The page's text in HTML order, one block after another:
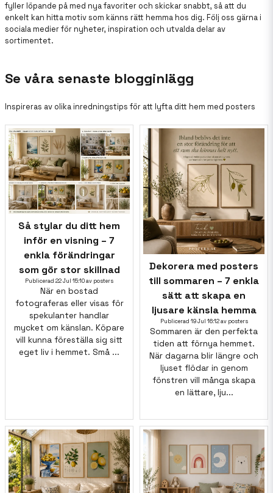
fyller löpande på med nya favoriter och skickar snabbt, så att du
enkelt kan hitta motiv som känns rätt hemma hos dig. Följ oss gärna i
sociala medier för nyheter, inspiration och utvalda delar av
sortimentet.
Se våra senaste blogginlägg
Inspireras av olika inredningstips för att lyfta ditt hem med posters
Så stylar du ditt hem
inför en visning – 7
enkla förändringar
som gör stor skillnad
Publicerad 22 Jul 15:10 av posters
När en bostad
fotograferas eller visas för
spekulanter handlar
mycket om känslan. Köpare
vill kunna föreställa sig sitt
eget liv i hemmet. Små ...
Dekorera med posters
till sommaren – 7 enkla
sätt att skapa en
ljusare känsla hemma
Publicerad 19 Jul 16:12 av posters
Sommaren är den perfekta
tiden att förnya hemmet.
När dagarna blir längre och
ljuset flödar in genom
fönstren vill många skapa
en lättare, lju...